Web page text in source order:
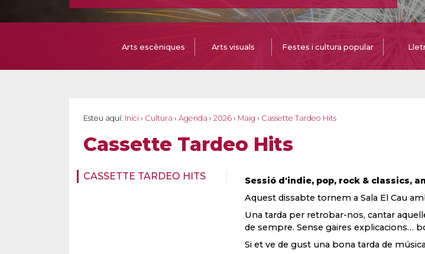
Arts escèniques Arts visuals Festes i cultura popular
Esteu aquí: Inici › Cultura › Agenda › 2026 › Maig › Cassette Tardeo Hits
Cassette Tardeo Hits
CASSETTE TARDEO HITS
Sessió d'indie, pop, rock & classics,
Aquest dissabte tornem a Sala El Cau
Una tarda per retrobar-nos, cantar
de sempre. Sense gaires explicacions…
Si et ve de gust una bona tarda de